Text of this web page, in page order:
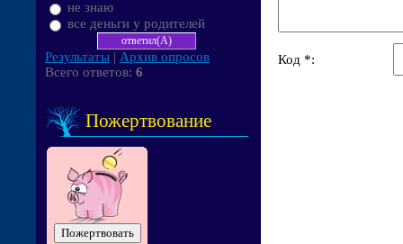
не знаю
все деньги у родителей
Результаты | Архив опросов
Всего ответов: 6
Пожертвование
Код *: